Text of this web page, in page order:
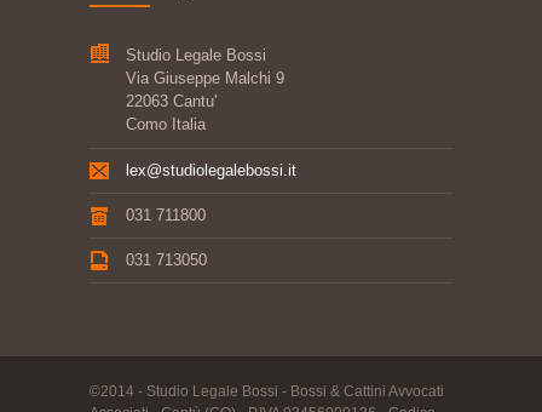
Studio Legale Bossi
Via Giuseppe Malchi 9
22063 Cantu'
Como Italia
lex@studiolegalebossi.it
031 711800
031 713050
©2014 - Studio Legale Bossi - Bossi & Cattini Avvocati